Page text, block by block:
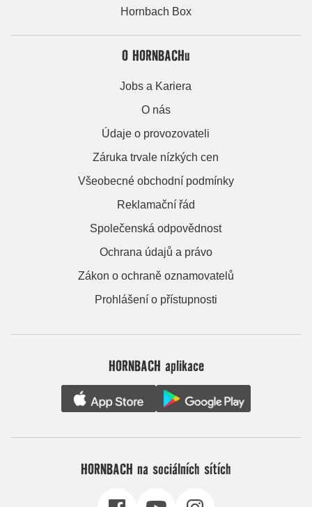
Hornbach Box
O HORNBACHu
Jobs a Kariera
O nás
Údaje o provozovateli
Záruka trvale nízkých cen
Všeobecné obchodní podmínky
Reklamační řád
Společenská odpovědnost
Ochrana údajů a právo
Zákon o ochraně oznamovatelů
Prohlášení o přístupnosti
HORNBACH aplikace
HORNBACH na sociálních sítích